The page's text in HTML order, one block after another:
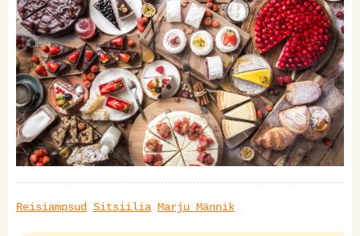
Reisiampsud Sitsiilia Marju Männik